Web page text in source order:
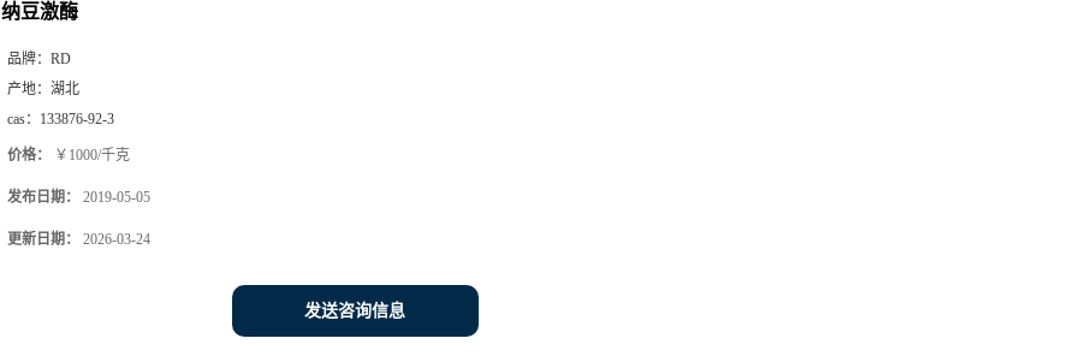
纳豆激酶
品牌： RD
产地： 湖北
cas： 133876-92-3
价格： ￥1000/千克
发布日期： 2019-05-05
更新日期： 2026-03-24
发送咨询信息